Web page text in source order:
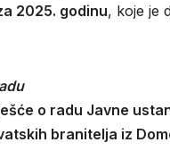
2025. godinu, koje je
o radu Javne
branitelja iz